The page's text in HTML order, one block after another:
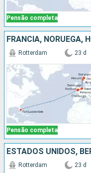
Pensão completa
Pensão completa
Rotterdam 23 d
Rotterdam 23 d